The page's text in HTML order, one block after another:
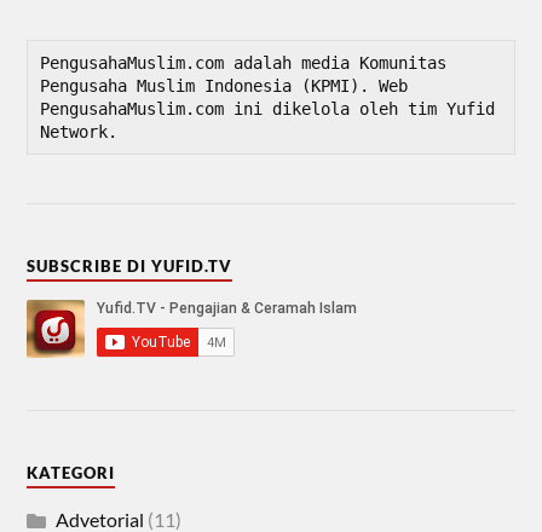
PengusahaMuslim.com adalah media Komunitas
Pengusaha Muslim Indonesia (KPMI). Web
PengusahaMuslim.com ini dikelola oleh tim Yufid
Network.
SUBSCRIBE DI YUFID.TV
KATEGORI
Advetorial (11)